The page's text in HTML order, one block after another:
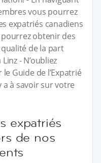
vous pourrez
expatriés canadiens
obtenir des
de la part
- N’oubliez
Guide de l’Expatrié
a à savoir sur votre
expatriés
de nos